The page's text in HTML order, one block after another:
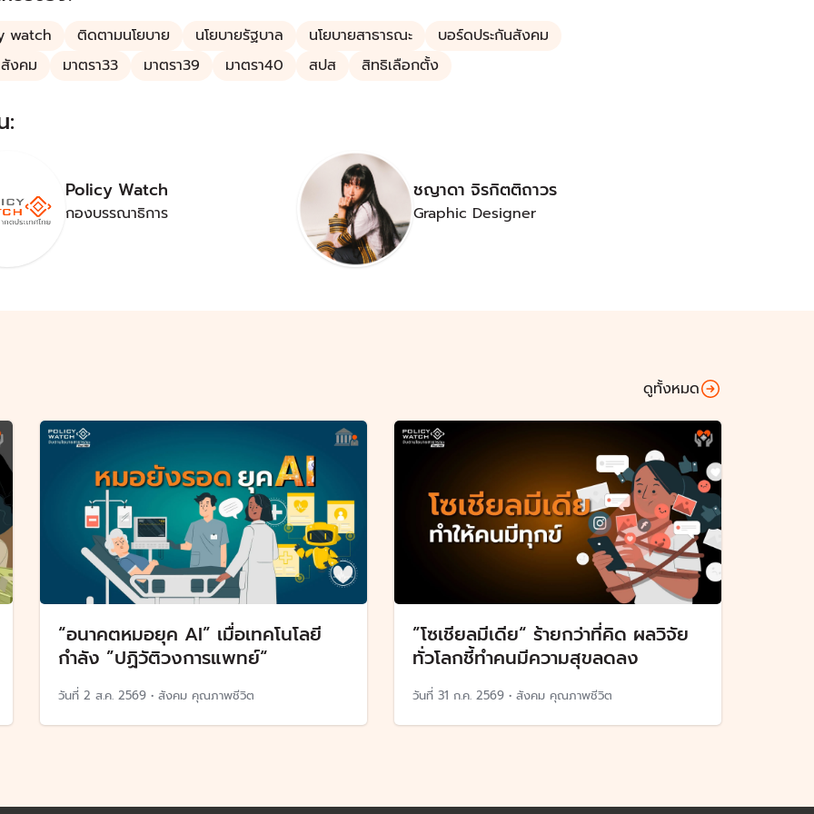
watch ติดตามนโยบาย นโยบายรัฐบาล นโยบายสาธารณะ
บอร์ดประกันสังคม
งคม
มาตรา33 มาตรา39 มาตรา40 สปส สิทธิเลือกตั้ง
:
Policy Watch
กองบรรณาธิการ
ชญาดา จิรกิตติถาวร
Graphic Designer
ดูทั้งหมด
“อนาคตหมอยุค AI” เมื่อเทคโนโลยี
กำลัง ”ปฏิวัติวงการแพทย์“
วันที่ 2 ส.ค. 2569 • สังคม คุณภาพชีวิต
”โซเชียลมีเดีย“ ร้ายกว่าที่คิด ผลวิจัย
ทั่วโลกชี้ทำคนมีความสุขลดลง
วันที่ 31 ก.ค. 2569 • สังคม คุณภาพชีวิต